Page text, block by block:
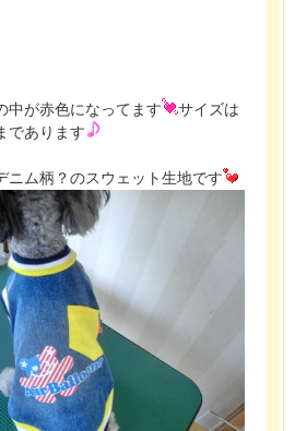
中が赤色になってます
サイズは
であります
ニム柄？のスウェット生地です